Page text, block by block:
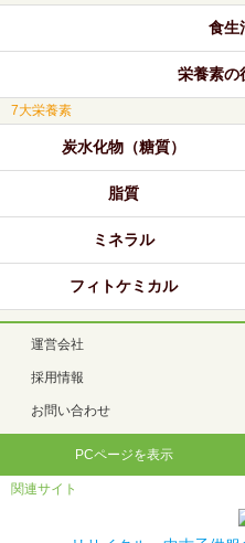
食生
栄養素の
7大栄養素
炭水化物（糖質）
脂質
ミネラル
フィトケミカル
運営会社
採用情報
お問い合わせ
PCページを表示
関連サイト